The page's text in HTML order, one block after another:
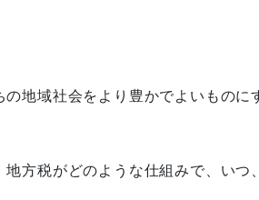
地域社会をより豊かでよいものに
方税がどのような仕組みで、いつ